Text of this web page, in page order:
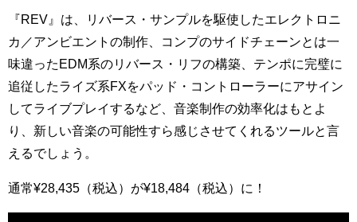
『REV』は、リバース・サンプルを駆使したエレクトロニ
カ／アンビエントの制作、コンプのサイドチェーンとは一
味違ったEDM系のリバース・リフの構築、テンポに完璧に
追従したライズ系FXをパッド・コントローラーにアサイン
してライブプレイするなど、音楽制作の効率化はもとよ
り、新しい音楽の可能性すら感じさせてくれるツールと言
えるでしょう。
通常¥28,435（税込）が¥18,484（税込）に！